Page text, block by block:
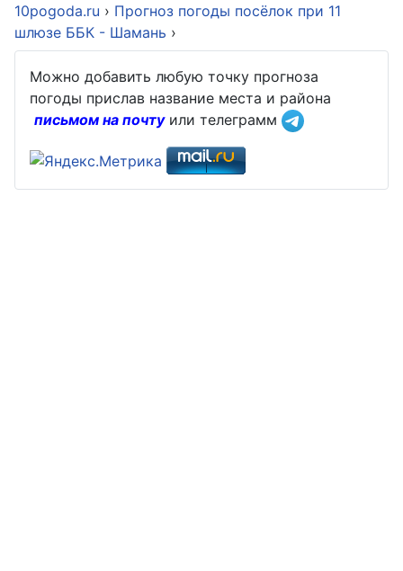
10pogoda.ru › Прогноз погоды посёлок при 11
шлюзе ББК - Шамань ›
Можно добавить любую точку прогноза
погоды прислав название места и района
письмом на почтуили телеграмм